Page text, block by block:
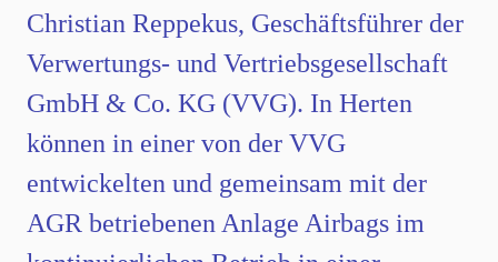
Christian Reppekus, Geschäftsführer der
Verwertungs- und Vertriebsgesellschaft
GmbH & Co. KG (VVG). In Herten
können in einer von der VVG
entwickelten und gemeinsam mit der
AGR betriebenen Anlage Airbags im